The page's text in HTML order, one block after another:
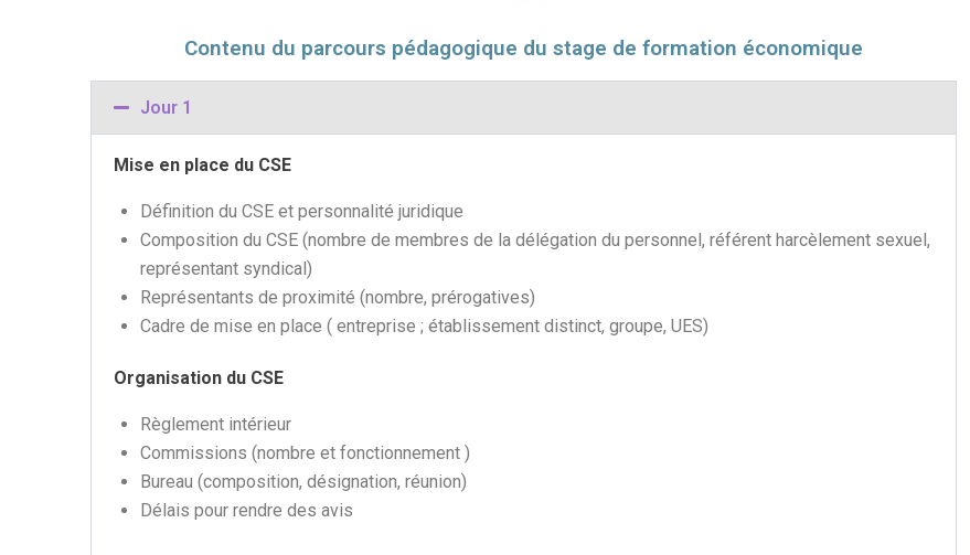
Contenu du parcours pédagogique du stage de formation économique
Jour 1
Mise en place du CSE
Définition du CSE et personnalité juridique
Composition du CSE (nombre de membres de la délégation du personnel, référent harcèlement sexuel,
représentant syndical)
Représentants de proximité (nombre, prérogatives)
Cadre de mise en place ( entreprise ; établissement distinct, groupe, UES)
Organisation du CSE
Règlement intérieur
Commissions (nombre et fonctionnement )
Bureau (composition, désignation, réunion)
Délais pour rendre des avis